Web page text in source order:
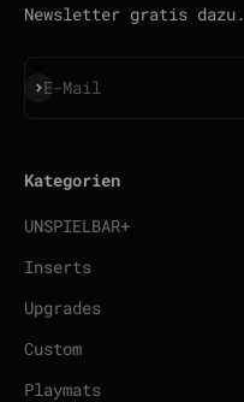
Newsletter gratis dazu.
E-Mail
Abonnieren
Kategorien
UNSPIELBAR+
Inserts
Upgrades
Custom
Playmats